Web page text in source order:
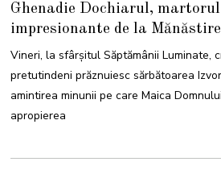
2
2
4
Ghenadie Dochiarul,
impresionante de la
Vineri, la sfârșitul Săptămânii Luminate,
pretutindeni prăznuiesc sărbătoarea
amintirea minunii pe care Maica
apropierea